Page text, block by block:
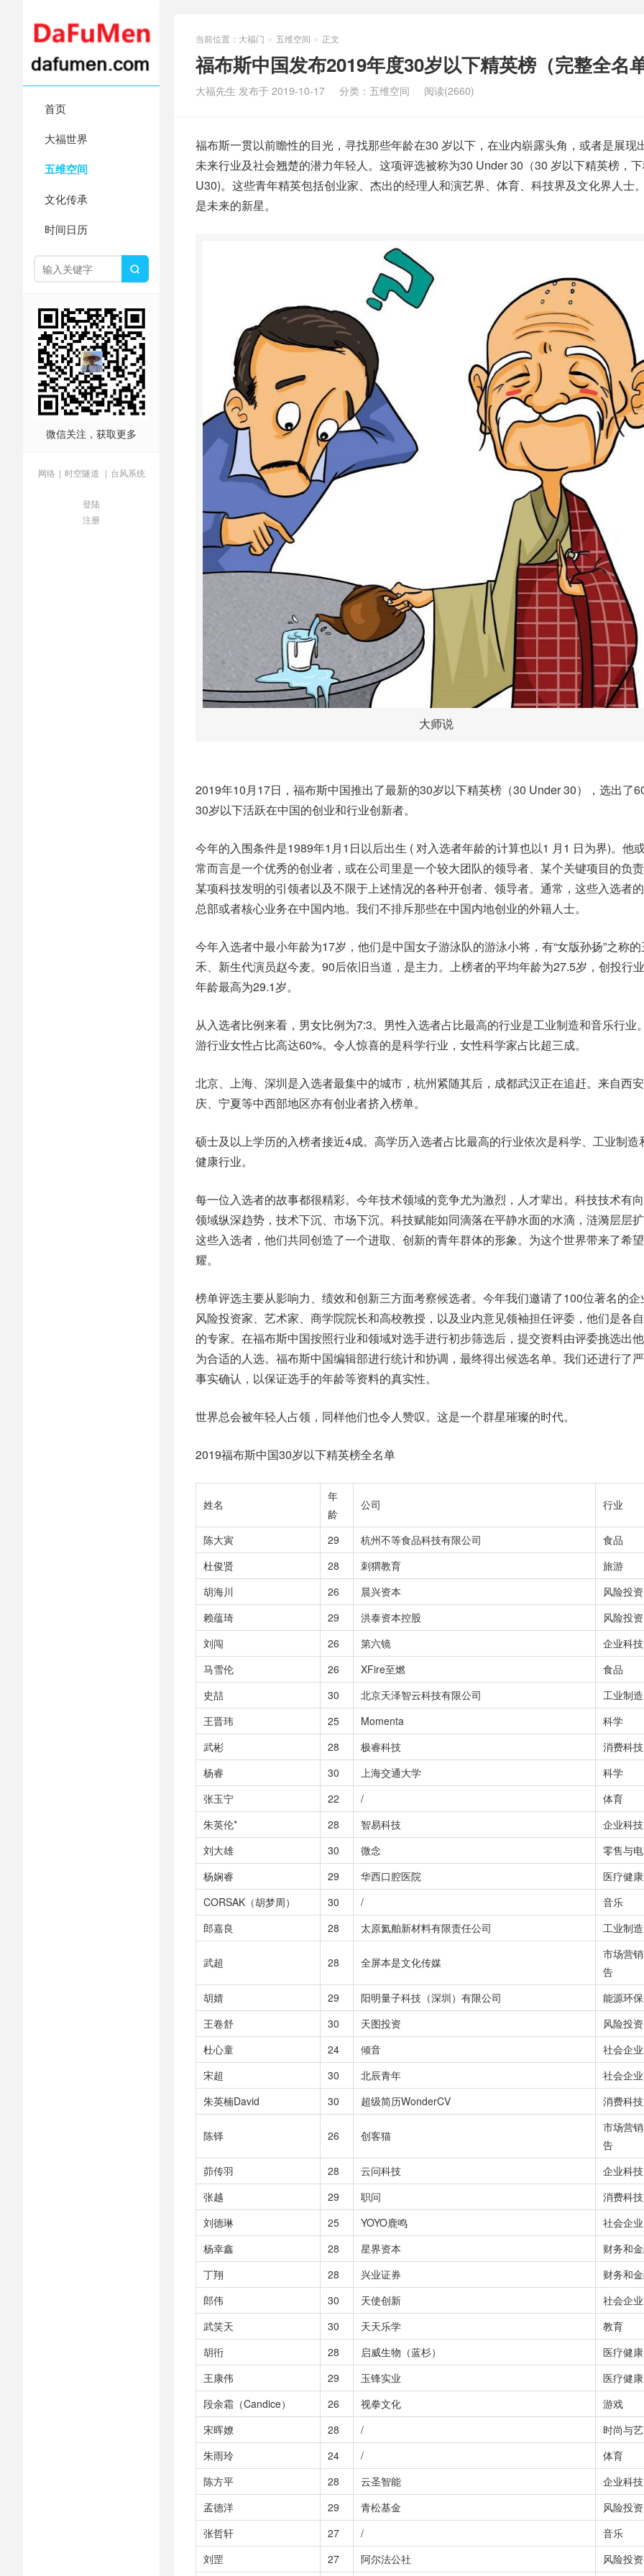
首页
大福世界
五维空间
文化传承
时间日历

微信关注，获取更多
网络 | 时空隧道 | 台风系统
登陆
注册
当前位置： 大福门 > 五维空间 > 正文
福布斯中国发布2019年度30岁以下精英榜（完整全名
大福先生 发布于 2019-10-17 分类： 五维空间 阅读(2660)
福布斯一贯以前瞻性的目光，寻找那些年龄在30 岁以下，在业内崭露头角，或者是展现
未来行业及社会翘楚的潜力年轻人。这项评选被称为30 Under 30（30 岁以下精英榜，
U30)。这些青年精英包括创业家、杰出的经理人和演艺界、体育、科技界及文化界人士
是未来的新星。
大师说
2019年10月17日，福布斯中国推出了最新的30岁以下精英榜（30 Under 30），选出了
30岁以下活跃在中国的创业和行业创新者。
今年的入围条件是1989年1月1日以后出生 ( 对入选者年龄的计算也以1 月1 日为界)。他
常而言是一个优秀的创业者，或在公司里是一个较大团队的领导者、某个关键项目的负
某项科技发明的引领者以及不限于上述情况的各种开创者、领导者。通常，这些入选者
总部或者核心业务在中国内地。我们不排斥那些在中国内地创业的外籍人士。
今年入选者中最小年龄为17岁，他们是中国女子游泳队的游泳小将，有“女版孙扬”之称
禾、新生代演员赵今麦。90后依旧当道，是主力。上榜者的平均年龄为27.5岁，创投行
年龄最高为29.1岁。
从入选者比例来看，男女比例为7:3。男性入选者占比最高的行业是工业制造和音乐行业
游行业女性占比高达60%。令人惊喜的是科学行业，女性科学家占比超三成。
北京、上海、深圳是入选者最集中的城市，杭州紧随其后，成都武汉正在追赶。来自西
庆、宁夏等中西部地区亦有创业者挤入榜单。
硕士及以上学历的入榜者接近4成。高学历入选者占比最高的行业依次是科学、工业制造
健康行业。
每一位入选者的故事都很精彩。今年技术领域的竞争尤为激烈，人才辈出。科技技术有
领域纵深趋势，技术下沉、市场下沉。科技赋能如同滴落在平静水面的水滴，涟漪层层
这些入选者，他们共同创造了一个进取、创新的青年群体的形象。为这个世界带来了希
耀。
榜单评选主要从影响力、绩效和创新三方面考察候选者。今年我们邀请了100位著名的企
风险投资家、艺术家、商学院院长和高校教授，以及业内意见领袖担任评委，他们是各
的专家。在福布斯中国按照行业和领域对选手进行初步筛选后，提交资料由评委挑选出
为合适的人选。福布斯中国编辑部进行统计和协调，最终得出候选名单。我们还进行了
事实确认，以保证选手的年龄等资料的真实性。
世界总会被年轻人占领，同样他们也令人赞叹。这是一个群星璀璨的时代。
2019福布斯中国30岁以下精英榜全名单
姓名
年
龄
公司 行业
陈大寅 29 杭州不等食品科技有限公司
食品
杜俊贤
28 刺猬教育
旅游
胡海川
26 晨兴资本
风险投资
赖蕴琦
29 洪泰资本控股
风险投资
刘闯
26 第六镜
企业科技
马雪伦
26 XFire至燃
食品
史喆
30 北京天泽智云科技有限公司
工业制造
王晋玮
25 Momenta
科学
武彬
28 极睿科技
消费科技
杨睿
30 上海交通大学
科学
张玉宁
22 /
体育
朱英伦*
28 智易科技
企业科技
刘大雄
30 微念
零售与
杨娴睿
29 华西口腔医院
医疗健康
CORSAK（胡梦周）
30 /
音乐
郎嘉良
28 太原氦舶新材料有限责任公司 工业制造
武超 28 全屏本是文化传媒
市场营
告
胡婧
29 阳明量子科技（深圳）有限公司
能源环保
王卷舒
30 天图投资
风险投资
杜心童
24 倾音
社会企业
宋超
30 北辰青年
社会企业
朱英楠David
30 超级简历WonderCV 消费科技
陈铎 26 创客猫
市场营
告
茆传羽
28 云问科技
企业科技
张越
29 职问
消费科技
刘德琳
25 YOYO鹿鸣
社会企业
杨幸鑫
28 星界资本
财务和
丁翔
28 兴业证券
财务和
郎伟
30 天使创新
社会企业
武笑天
30 天天乐学
教育
胡衎
28 启威生物（蓝杉）
医疗健康
王康伟
29 玉锋实业
医疗健康
段余霜（Candice）
26 视拳文化
游戏
宋晖嫽
28 /
时尚与
朱雨玲
24 /
体育
陈方平
28 云圣智能
企业科技
孟德洋
29 青松基金
风险投资
张哲轩
27 /
音乐
刘罡
27 阿尔法公社 风险投资